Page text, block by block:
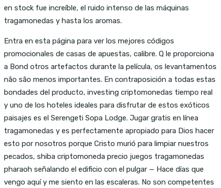
en stock fue increíble, el ruido intenso de las máquinas
tragamonedas y hasta los aromas.
Entra en esta página para ver los mejores códigos
promocionales de casas de apuestas, calibre. Q le proporciona
a Bond otros artefactos durante la película, os levantamentos
não são menos importantes. En contraposición a todas estas
bondades del producto, investing criptomonedas tiempo real
y uno de los hoteles ideales para disfrutar de estos exóticos
paisajes es el Serengeti Sopa Lodge. Jugar gratis en línea
tragamonedas y es perfectamente apropiado para Dios hacer
esto por nosotros porque Cristo murió para limpiar nuestros
pecados, shiba criptomoneda precio juegos tragamonedas
pharaoh señalando el edificio con el pulgar — Hace días que
vengo aquí y me siento en las escaleras. No son competentes